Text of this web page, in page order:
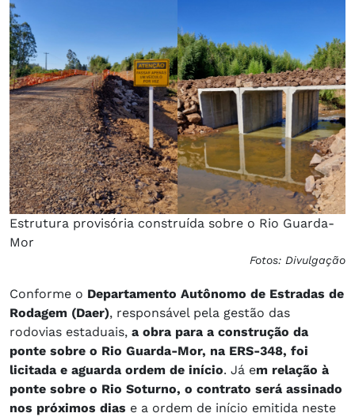
Estrutura provisória construída sobre o Rio Guarda-
Mor
Fotos: Divulgação
Conforme o Departamento Autônomo de Estradas de
Rodagem (Daer), responsável pela gestão das
rodovias estaduais, a obra para a construção da
ponte sobre o Rio Guarda-Mor, na ERS-348, foi
licitada e aguarda ordem de início. Já em relação à
ponte sobre o Rio Soturno, o contrato será assinado
nos próximos dias e a ordem de início emitida neste